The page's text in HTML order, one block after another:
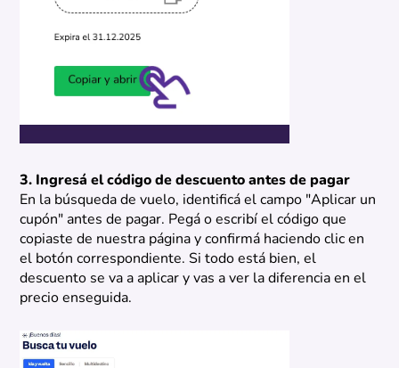
3. Ingresá el código de descuento antes de pagar
En la búsqueda de vuelo, identificá el campo "Aplicar un
cupón" antes de pagar. Pegá o escribí el código que
copiaste de nuestra página y confirmá haciendo clic en
el botón correspondiente. Si todo está bien, el
descuento se va a aplicar y vas a ver la diferencia en el
precio enseguida.